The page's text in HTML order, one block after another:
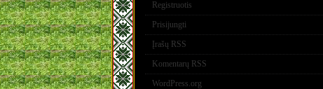
Registruotis
Prisijungti
Įrašų RSS
Komentarų RSS
WordPress.org